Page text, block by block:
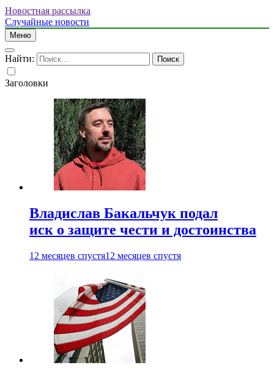
Новостная рассылка
Случайные новости
Меню
Найти:
Заголовки
Владислав Бакальчук подал
иск о защите чести и достоинства
12 месяцев спустя12 месяцев спустя